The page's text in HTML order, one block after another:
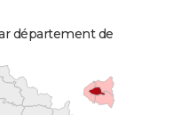
département de